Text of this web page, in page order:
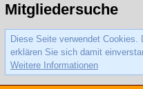
Mitgliedersuche
Diese Seite verwendet
erklären Sie sich damit
Weitere Informationen